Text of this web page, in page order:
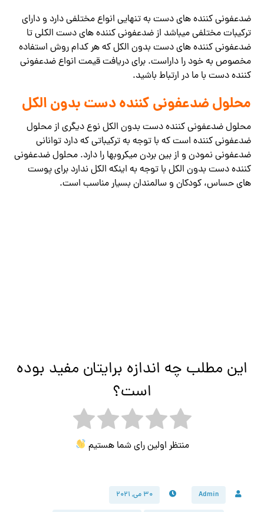
ضدعفونی کننده های دست به تنهایی انواع مختلفی دارد و دارای
ترکیبات مختلفی میباشد از ضدعفونی کننده های دست الکلی تا
ضدعفونی کننده های دست بدون الکل که هر کدام روش استفاده
مخصوص به خود را داراست. برای دریافت قیمت انواع ضدعفونی
کننده دست با ما در ارتباط باشید.
محلول ضدعفونی کننده دست بدون الکل
محلول ضدعفونی کننده دست بدون الکل نوع دیگری از محلول
ضدعفونی کننده است که با توجه به ترکیباتی که دارد توانانی
ضدعفونی نمودن و از بین بردن میکروبها را دارد. محلول ضدعفونی
کننده دست بدون الکل با توجه به اینکه الکل ندارد برای پوست
های حساس، کودکان و سالمندان بسیار مناسب است.
این مطلب چه اندازه برایتان مفید بوده
است؟
منتظر اولین رای شما هستیم
Admin ۳۰ می, ۲۰۲۱